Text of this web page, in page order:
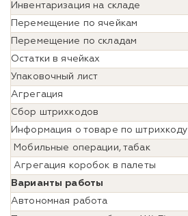
Инвентаризация на складе
Перемещение по ячейкам
Перемещение по складам
Остатки в ячейках
Упаковочный лист
Агрегация
Сбор штрихкодов
Информация о товаре по штрихкоду
Мобильные операции, табак
Агрегация коробок в палеты
Варианты работы
Автономная работа